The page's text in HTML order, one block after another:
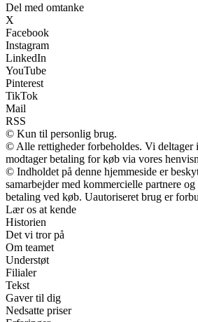
Del med omtanke
X
Facebook
Instagram
LinkedIn
YouTube
Pinterest
TikTok
Mail
RSS
© Kun til personlig brug.
© Alle rettigheder forbeholdes. Vi deltager
modtager betaling for køb via vores
© Indholdet på denne hjemmeside er
samarbejder med kommercielle partnere
betaling ved køb. Uautoriseret brug er
Lær os at kende
Historien
Det vi tror på
Om teamet
Understøt
Filialer
Tekst
Gaver til dig
Nedsatte priser